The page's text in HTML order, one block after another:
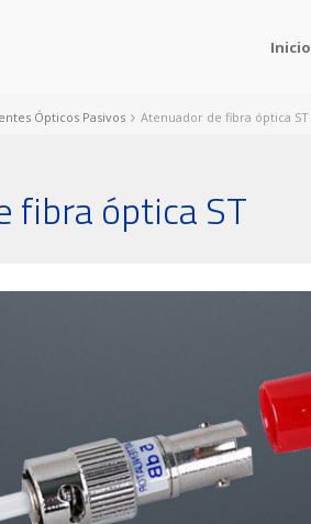
Inicio
Ópticos Pasivos Atenuador de fibra óptica ST
fibra óptica ST